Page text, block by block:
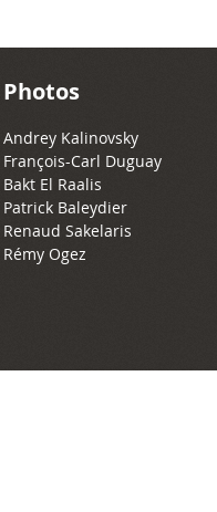
Photos
Andrey Kalinovsky
François-Carl Duguay
Bakt El Raalis
Patrick Baleydier
Renaud Sakelaris
Rémy Ogez